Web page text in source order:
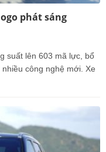
phát sáng
suất lên 603 mã lực, bổ
công nghệ mới. Xe